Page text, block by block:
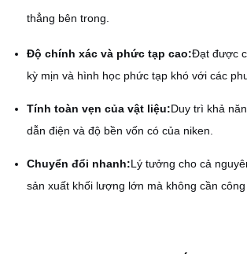
thẳng bên trong.
Độ chính xác và phức tạp cao:Đạt được
kỳ mịn và hình học phức tạp khó với các
Tính toàn vẹn của vật liệu:Duy trì khả
dẫn điện và độ bền vốn có của niken.
Chuyển đổi nhanh:Lý tưởng cho cả
sản xuất khối lượng lớn mà không cần công